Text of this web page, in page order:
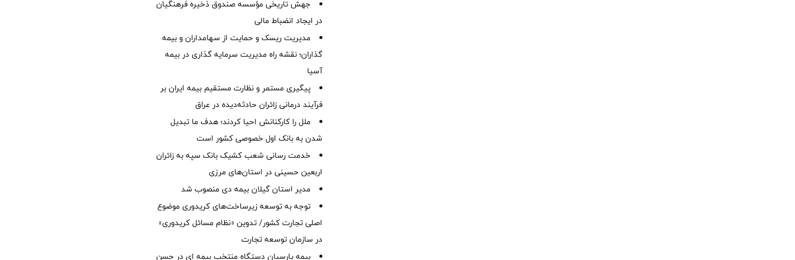
جهش تاریخی مؤسسه صندوق ذخیره فرهنگیان
در ایجاد انضباط مالی
مدیریت ریسک و حمایت از سهامداران و بیمه
گذاران؛ نقشه راه مدیریت سرمایه گذاری در بیمه
آسیا
پیگیری مستمر و نظارت مستقیم بیمه ایران بر
فرآیند درمانی زائران حادثه‌دیده در عراق
ملل را کارکنانش احیا کردند؛ هدف ما تبدیل
شدن به بانک اول خصوصی کشور است
خدمت رسانی شعب کشیک بانک سپه به زائران
اربعین حسینی در استان‌‌های مرزی
‌مدیر استان گیلان بیمه دی منصوب شد
توجه به توسعه زیرساخت‌های کریدوری موضوع
اصلی تجارت کشور/ تدوین «نظام مسائل کریدوری»
در سازمان توسعه تجارت
بیمه پارسیان دستگاه منتخب بیمه ای در حسن